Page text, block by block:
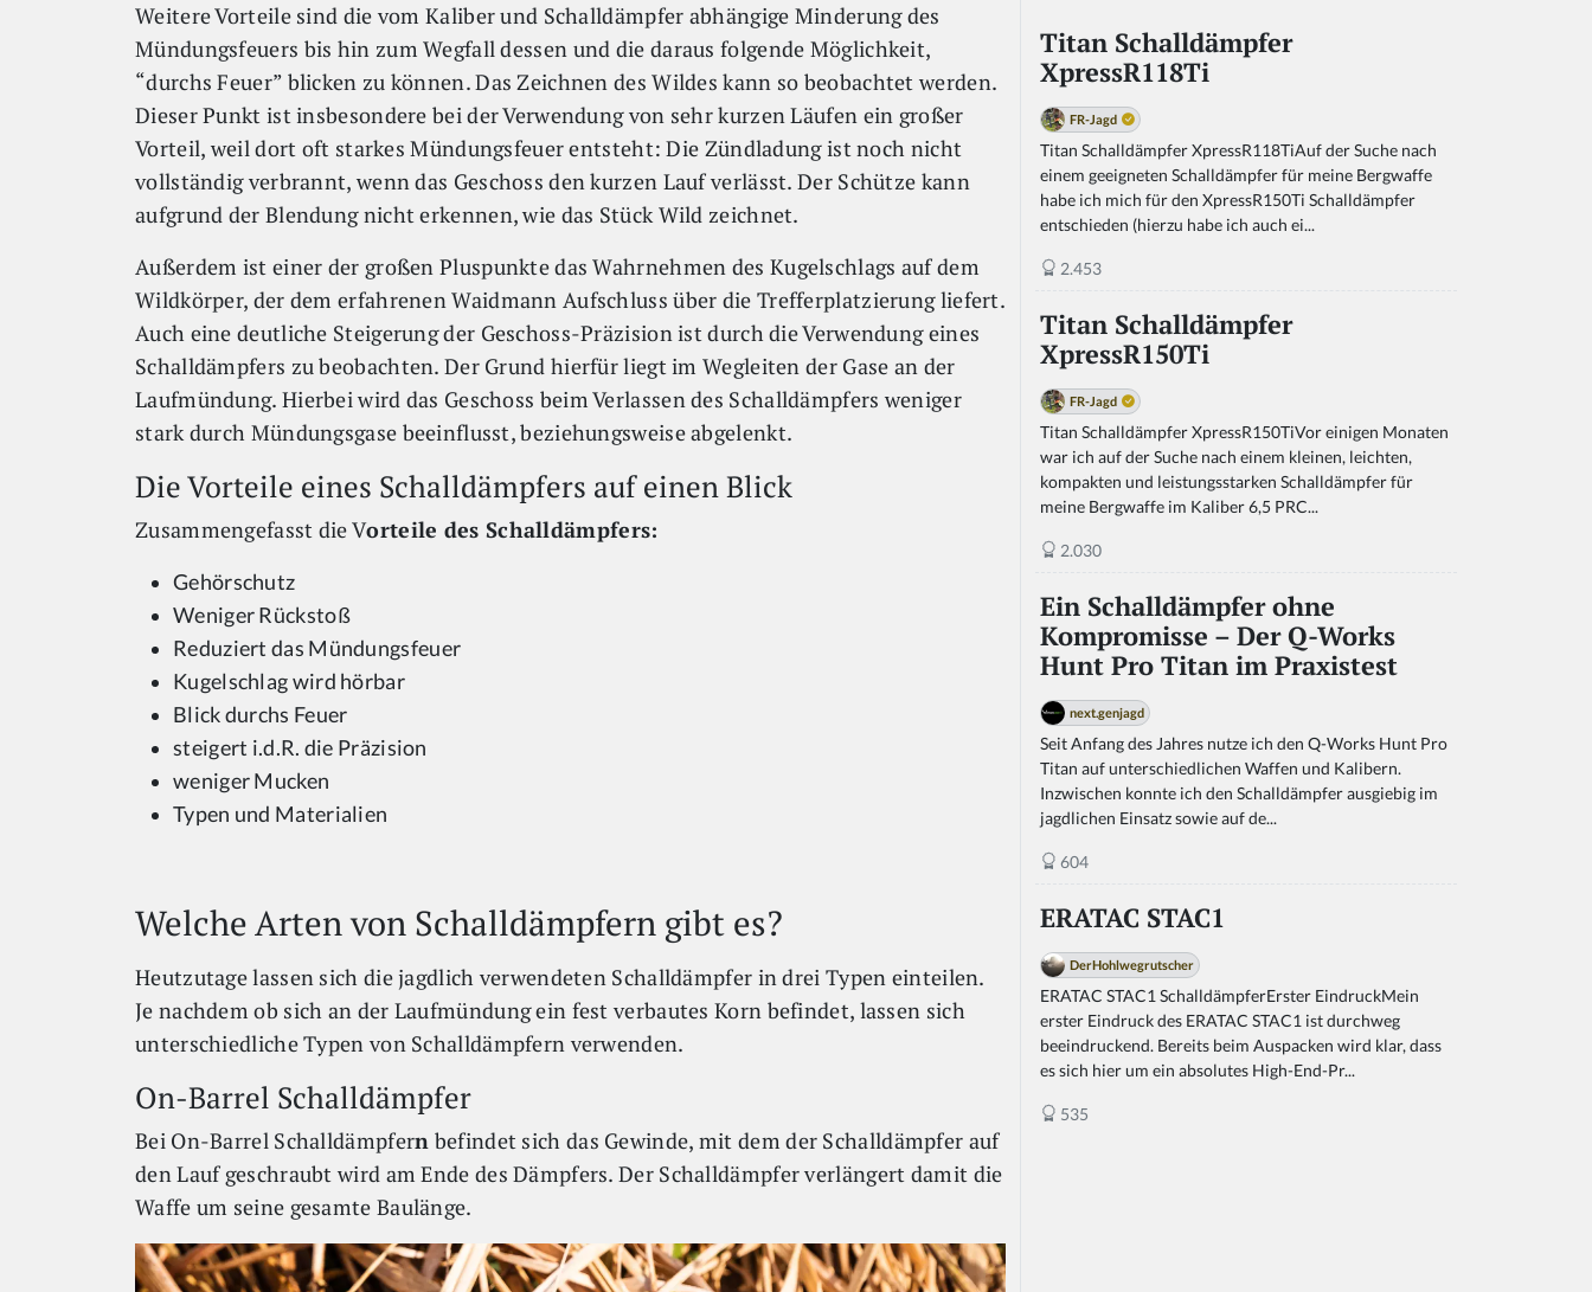
Weitere Vorteile sind die vom Kaliber und Schalldämpfer abhängige Minderung des
Mündungsfeuers bis hin zum Wegfall dessen und die daraus folgende Möglichkeit,
“durchs Feuer” blicken zu können. Das Zeichnen des Wildes kann so beobachtet werden.
Dieser Punkt ist insbesondere bei der Verwendung von sehr kurzen Läufen ein großer
Vorteil, weil dort oft starkes Mündungsfeuer entsteht: Die Zündladung ist noch nicht
vollständig verbrannt, wenn das Geschoss den kurzen Lauf verlässt. Der Schütze kann
aufgrund der Blendung nicht erkennen, wie das Stück Wild zeichnet.
Außerdem ist einer der großen Pluspunkte das Wahrnehmen des Kugelschlags auf dem
Wildkörper, der dem erfahrenen Waidmann Aufschluss über die Trefferplatzierung liefert.
Auch eine deutliche Steigerung der Geschoss-Präzision ist durch die Verwendung eines
Schalldämpfers zu beobachten. Der Grund hierfür liegt im Wegleiten der Gase an der
Laufmündung. Hierbei wird das Geschoss beim Verlassen des Schalldämpfers weniger
stark durch Mündungsgase beeinflusst, beziehungsweise abgelenkt.
Die Vorteile eines Schalldämpfers auf einen Blick
Zusammengefasst die Vorteile des Schalldämpfers:
Gehörschutz
Weniger Rückstoß
Reduziert das Mündungsfeuer
Kugelschlag wird hörbar
Blick durchs Feuer
steigert i.d.R. die Präzision
weniger Mucken
Typen und Materialien
Welche Arten von Schalldämpfern gibt es?
Heutzutage lassen sich die jagdlich verwendeten Schalldämpfer in drei Typen einteilen.
Je nachdem ob sich an der Laufmündung ein fest verbautes Korn befindet, lassen sich
unterschiedliche Typen von Schalldämpfern verwenden.
On-Barrel Schalldämpfer
Bei On-Barrel Schalldämpfern befindet sich das Gewinde, mit dem der Schalldämpfer auf
den Lauf geschraubt wird am Ende des Dämpfers. Der Schalldämpfer verlängert damit die
Waffe um seine gesamte Baulänge.
Titan Schalldämpfer
XpressR118Ti
FR-Jagd
Titan Schalldämpfer XpressR118TiAuf der Suche nach
einem geeigneten Schalldämpfer für meine Bergwaffe
habe ich mich für den XpressR150Ti Schalldämpfer
entschieden (hierzu habe ich auch ei...
2.453
Titan Schalldämpfer
XpressR150Ti
FR-Jagd
Titan Schalldämpfer XpressR150TiVor einigen Monaten
war ich auf der Suche nach einem kleinen, leichten,
kompakten und leistungsstarken Schalldämpfer für
meine Bergwaffe im Kaliber 6,5 PRC...
2.030
Ein Schalldämpfer ohne
Kompromisse – Der Q-Works
Hunt Pro Titan im Praxistest
next.genjagd
Seit Anfang des Jahres nutze ich den Q-Works Hunt Pro
Titan auf unterschiedlichen Waffen und Kalibern.
Inzwischen konnte ich den Schalldämpfer ausgiebig im
jagdlichen Einsatz sowie auf de...
604
ERATAC STAC1
DerHohlwegrutscher
ERATAC STAC1 SchalldämpferErster EindruckMein
erster Eindruck des ERATAC STAC1 ist durchweg
beeindruckend. Bereits beim Auspacken wird klar, dass
es sich hier um ein absolutes High-End-Pr...
535